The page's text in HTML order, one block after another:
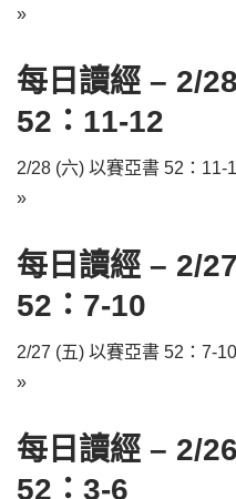
»
每日讀經 – 2/
52：11-12
2/28 (六) 以賽亞書 52：
»
每日讀經 – 2/
52：7-10
2/27 (五) 以賽亞書 52：7-
»
每日讀經 – 2/
52：3-6